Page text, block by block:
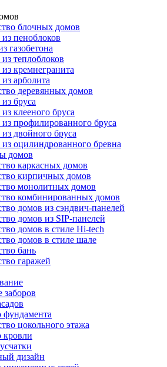
блочных домов
пеноблоков
газобетона
теплоблоков
кремнегранита
арболита
деревянных домов
бруса
клееного бруса
профилированного бруса
двойного бруса
оцилиндрованного бревна
домов
каркасных домов
кирпичных домов
монолитных домов
комбинированных домов
домов из сэндвич-панелей
домов из SIP-панелей
домов в стиле Hi-tech
домов в стиле шале
бань
гаражей
заборов
фундамента
цокольного этажа
кровли
дизайн